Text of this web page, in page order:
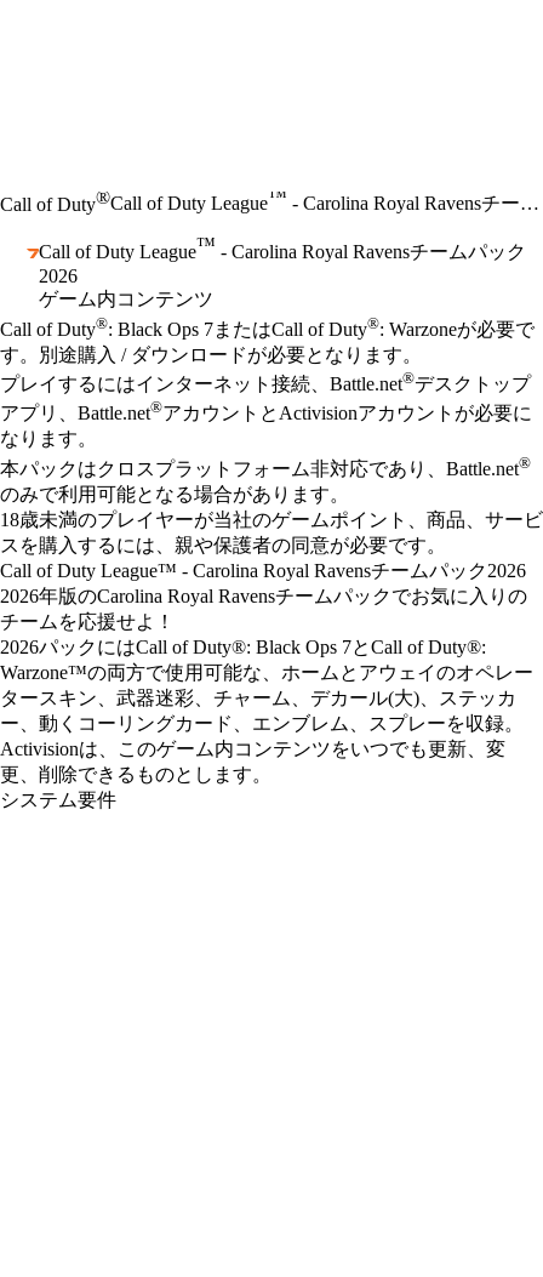
Call of Duty®Call of Duty League™ - Carolina Royal Ravensチームパック2026
Call of Duty League™ - Carolina Royal Ravensチームパック
2026
ゲーム内コンテンツ
価格
Available actions
Call of Duty®: Black Ops 7またはCall of Duty®: Warzoneが必要で
す。別途購入 / ダウンロードが必要となります。
プレイするにはインターネット接続、Battle.net®デスクトップ
アプリ、Battle.net®アカウントとActivisionアカウントが必要に
なります。
本パックはクロスプラットフォーム非対応であり、Battle.net®
のみで利用可能となる場合があります。
18歳未満のプレイヤーが当社のゲームポイント、商品、サービ
スを購入するには、親や保護者の同意が必要です。
Call of Duty League™ - Carolina Royal Ravensチームパック2026
2026年版のCarolina Royal Ravensチームパックでお気に入りの
チームを応援せよ！
2026パックにはCall of Duty®: Black Ops 7とCall of Duty®:
Warzone™の両方で使用可能な、ホームとアウェイのオペレー
タースキン、武器迷彩、チャーム、デカール(大)、ステッカ
ー、動くコーリングカード、エンブレム、スプレーを収録。
Activisionは、このゲーム内コンテンツをいつでも更新、変
更、削除できるものとします。
システム要件